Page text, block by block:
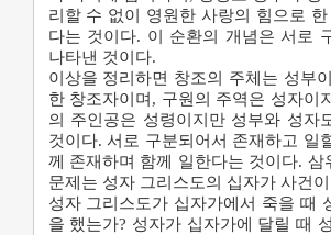
리할 수 없이 영원한 사랑의 힘으로
다는 것이다. 이 순환의 개념은 서로
나타낸 것이다.
이상을 정리하면 창조의 주체는 성부
한 창조자이며, 구원의 주역은 성자이
의 주인공은 성령이지만 성부와 성자
것이다. 서로 구분되어서 존재하고 일
께 존재하며 함께 일한다는 것이다.
문제는 성자 그리스도의 십자가 사건
성자 그리스도가 십자가에서 죽을 때
을 했는가? 성자가 십자가에 달릴 때